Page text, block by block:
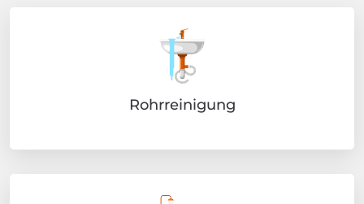
Rohrreinigung